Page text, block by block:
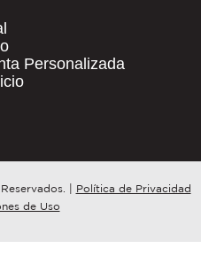
Personalizada
Política de Privacidad
de Uso